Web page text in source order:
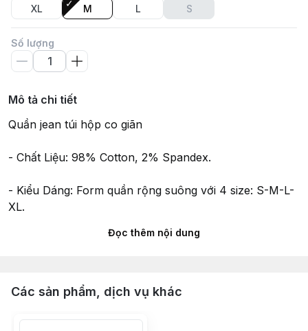
XL
M L S
Số lượng
Mô tả chi tiết
Quần jean túi hộp co giãn
- Chất Liệu: 98% Cotton, 2% Spandex.
- Kiểu Dáng: Form quần rộng suông với 4 size: S-M-L-
XL.
- Màu sắc: 2 màu Đen-Xám.
Đọc thêm nội dung
Các sản phẩm, dịch vụ khác